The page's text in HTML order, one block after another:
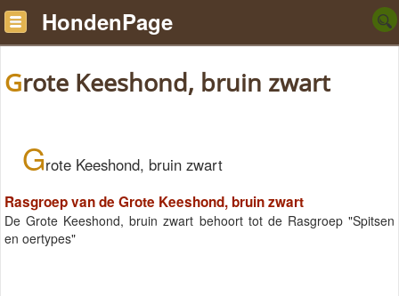
HondenPage
Grote Keeshond, bruin zwart
Grote Keeshond, bruin zwart
Rasgroep van de Grote Keeshond, bruin zwart
De Grote Keeshond, bruin zwart behoort tot de Rasgroep "Spitsen
en oertypes"